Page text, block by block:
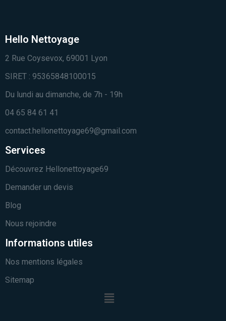
Hello Nettoyage
2 Rue Coysevox, 69001 Lyon
SIRET : 95365848100015
Du lundi au dimanche, de 7h - 19h
04 65 84 61 41
contact.hellonettoyage69@gmail.com
Services
Découvrez Hellonettoyage69
Demander un devis
Blog
Nous rejoindre
Informations utiles
Nos mentions légales
Sitemap